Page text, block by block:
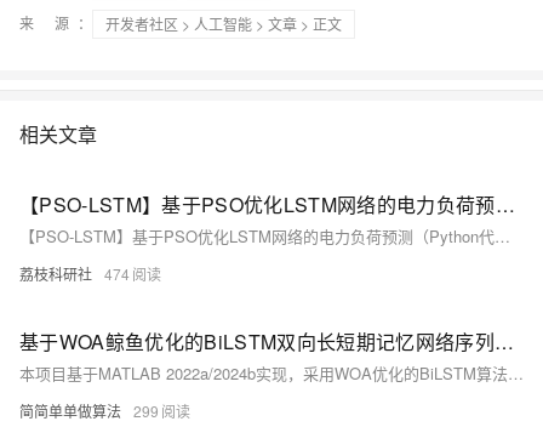
来 源：
开发者社区 > 人工智能 > 文章 > 正文
相关文章
【PSO-LSTM】基于PSO优化LSTM网络的电力负荷预测（Python代码实现）
【PSO-LSTM】基于PSO优化LSTM网络的电力负荷预测（Python代码实现）
荔枝科研社 474
基于WOA鲸鱼优化的BiLSTM双向长短期记忆网络序列预测算法matlab仿真,对比BiLSTM和LSTM
本项目基于MATLAB 2022a/2024b实现，采用WOA优化的BiLSTM算法进行序列预测。核心代码包含完整中文注释与操作视频，展示从参数优化到模型训练、预测的全流程。BiLSTM通过前向与后向LSTM结合，有效捕捉序列前后文信息，解决传统RNN梯度消失问题。WOA优化超参数（如学习率、隐藏层神经元数），提升模型性能，避免局部最优解。附有运行效果图预览，最终输出预测值与实际值对比，RMSE评估精度。适合研究时序数据分析与深度学习优化的开发者参考。
简简单单做算法 299